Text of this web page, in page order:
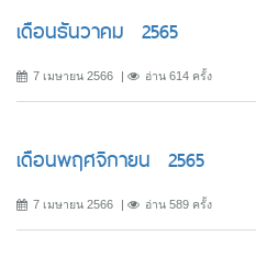
เดือนธันวาคม 2565
7 เมษายน 2566 อ่าน 614 ครั้ง
เดือนพฤศจิกายน 2565
7 เมษายน 2566 อ่าน 589 ครั้ง